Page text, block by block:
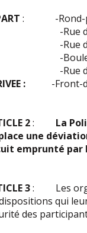
: -Rond-
de la
de la
des
: -Front-de
2: La
une
emprunté par
3: Les
qui
des